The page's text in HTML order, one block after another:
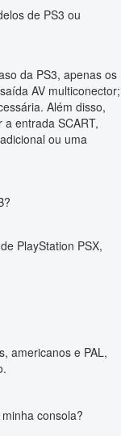
de PS3 ou
da PS3, apenas os
AV multiconector;
Além disso,
entrada SCART,
ou uma
PlayStation PSX,
americanos e PAL,
consola?